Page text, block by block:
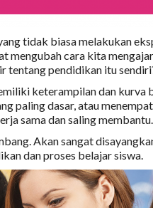
tidak biasa melakukan
mengubah cara kita
tentang pendidikan itu
keterampilan dan kurva
paling dasar, atau
sama dan saling membantu.
Akan sangat
dan proses belajar siswa.